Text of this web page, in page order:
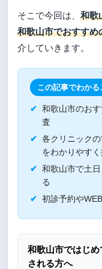
そこで今回は、和歌
和歌山市でおすす
介していきます。
この記事でわかる
和歌山市のお
査
各クリニック
をわかりやす
和歌山市で土
る
初診予約や
和歌山市ではじ
される方へ